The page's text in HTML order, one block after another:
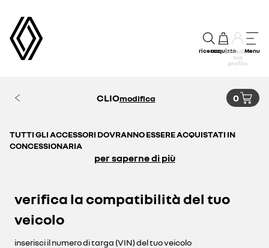
ricercaacquistoaccedi al
tuo
profilo
Menu
CLIOmodifica 0
TUTTI GLI ACCESSORI DOVRANNO ESSERE ACQUISTATI IN
CONCESSIONARIA
per saperne di più
verifica la compatibilità del tuo
veicolo
inserisci il numero di targa (VIN) del tuo veicolo